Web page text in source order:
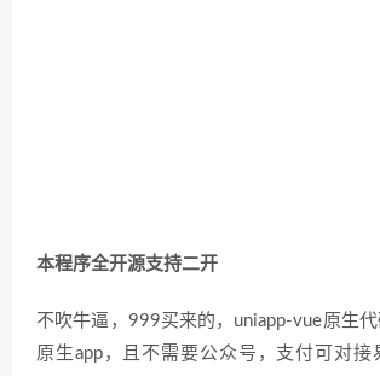
本程序全开源支持二开
不吹牛逼，999买来的，uniapp-vue原生
原生app，且不需要公众号，支付可对接